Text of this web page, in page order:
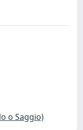
o Saggio)